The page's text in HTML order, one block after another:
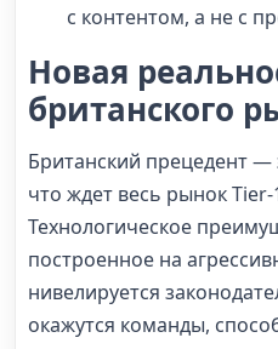
с контентом, а не с
Новая
британского
Британский прецедент —
что ждет весь рынок
Технологическое
построенное на
нивелируется
окажутся команды,